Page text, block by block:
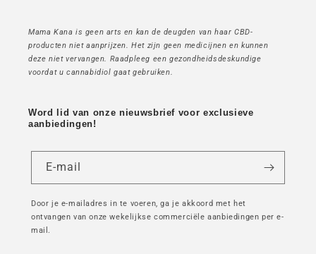
Mama Kana is geen arts en kan de deugden van haar CBD-
producten niet aanprijzen. Het zijn geen medicijnen en kunnen
deze niet vervangen. Raadpleeg een gezondheidsdeskundige
voordat u cannabidiol gaat gebruiken.
Word lid van onze nieuwsbrief voor exclusieve
aanbiedingen!
E-mail
Door je e-mailadres in te voeren, ga je akkoord met het
ontvangen van onze wekelijkse commerciële aanbiedingen per e-
mail.